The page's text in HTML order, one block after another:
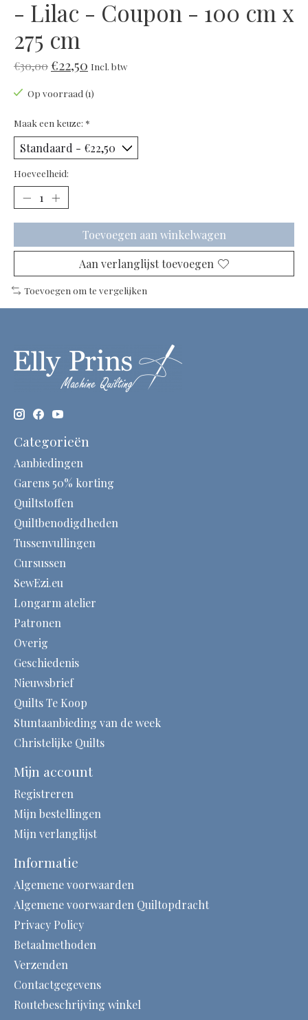
- Lilac - Coupon - 100 cm x
275 cm
€30,00€22,50 Incl. btw
Op voorraad (1)
Maak een keuze: *
Hoeveelheid:
Toevoegen aan winkelwagen
Aan verlanglijst toevoegen
Toevoegen om te vergelijken
Categorieën
Aanbiedingen
Garens 50% korting
Quiltstoffen
Quiltbenodigdheden
Tussenvullingen
Cursussen
SewEzi.eu
Longarm atelier
Patronen
Overig
Geschiedenis
Nieuwsbrief
Quilts Te Koop
Stuntaanbieding van de week
Christelijke Quilts
Mijn account
Registreren
Mijn bestellingen
Mijn verlanglijst
Informatie
Algemene voorwaarden
Algemene voorwaarden Quiltopdracht
Privacy Policy
Betaalmethoden
Verzenden
Contactgegevens
Routebeschrijving winkel